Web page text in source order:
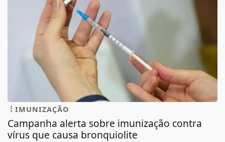
IMUNIZAÇÃO
Campanha alerta sobre imunização contra
vírus que causa bronquiolite